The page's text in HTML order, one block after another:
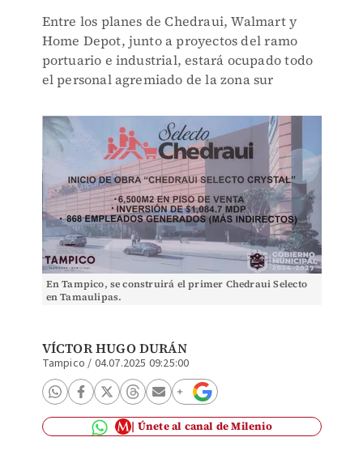
Entre los planes de Chedraui, Walmart y
Home Depot, junto a proyectos del ramo
portuario e industrial, estará ocupado todo
el personal agremiado de la zona sur
En Tampico, se construirá el primer Chedraui Selecto
en Tamaulipas.
VÍCTOR HUGO DURÁN
Tampico / 04.07.2025 09:25:00
Únete al canal de Milenio